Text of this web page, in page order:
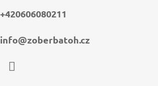
+420606080211
info@zoberbatoh.cz